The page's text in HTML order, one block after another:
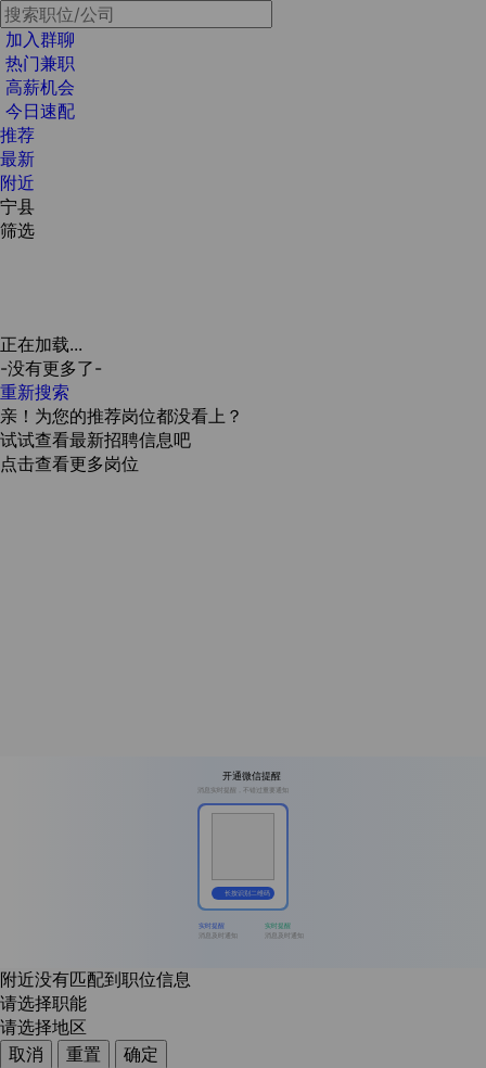
加入群聊
热门兼职
高薪机会
今日速配
推荐
最新
附近
宁县
筛选
正在加载...
-没有更多了-
重新搜索
亲！为您的推荐岗位都没看上？
试试查看最新招聘信息吧
点击查看更多岗位
开通微信提醒
消息实时提醒，不错过重要通知
长按识别二维码
实时提醒
消息及时通知
实时提醒
消息及时通知
附近没有匹配到职位信息
请选择职能
请选择地区
取消
重置
确定